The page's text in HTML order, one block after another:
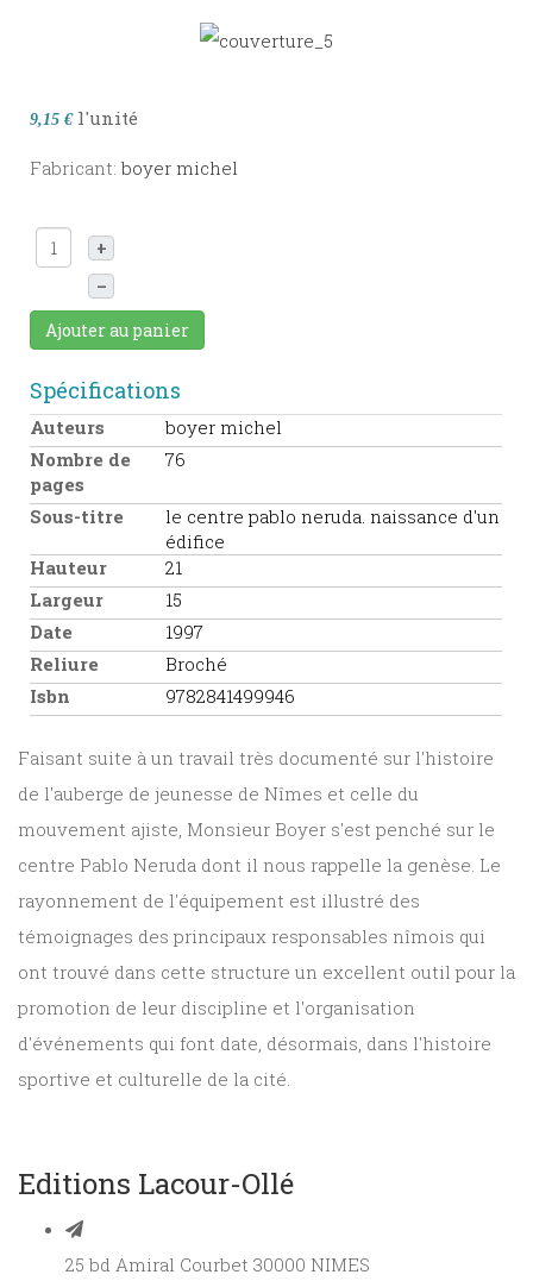
9,15 € l'unité
Fabricant: boyer michel
+
–
Ajouter au panier
Spécifications
Auteurs
boyer michel
Nombre de
pages
76
Sous-titre
le centre pablo neruda. naissance d'un
édifice
Hauteur
21
Largeur
15
Date
1997
Reliure
Broché
Isbn
9782841499946
Faisant suite à un travail très documenté sur l'histoire
de l'auberge de jeunesse de Nîmes et celle du
mouvement ajiste, Monsieur Boyer s'est penché sur le
centre Pablo Neruda dont il nous rappelle la genèse. Le
rayonnement de l'équipement est illustré des
témoignages des principaux responsables nîmois qui
ont trouvé dans cette structure un excellent outil pour la
promotion de leur discipline et l'organisation
d'événements qui font date, désormais, dans l'histoire
sportive et culturelle de la cité.
Editions Lacour-Ollé
25 bd Amiral Courbet 30000 NIMES